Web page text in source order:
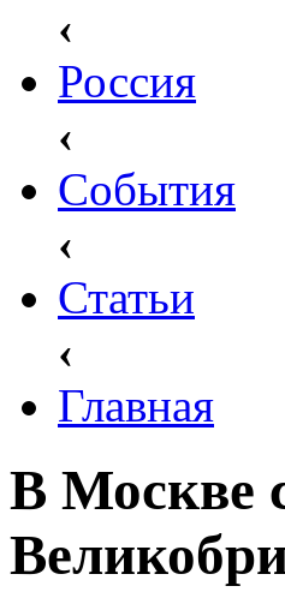
‹
Россия
‹
События
‹
Статьи
‹
Главная
В Москве